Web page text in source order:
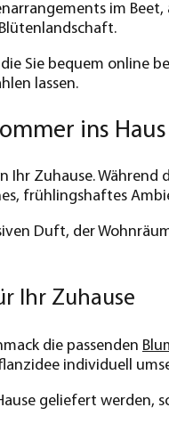
im
Sie bequem online
lassen.
ins
Zuhause. Während
frühlingshaftes
Duft, der
Ihr Zuhause
die passenden
individuell
geliefert werden,